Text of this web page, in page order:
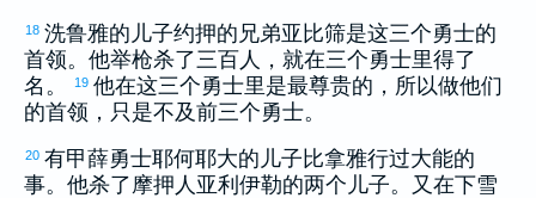
18 洗鲁雅的儿子约押的兄弟亚比筛是这三个勇士的
首领。他举枪杀了三百人，就在三个勇士里得了
名。
19 他在这三个勇士里是最尊贵的，所以做他们
的首领，只是不及前三个勇士。
20 有甲薛勇士耶何耶大的儿子 比拿雅行过大能的
事。他杀了摩押人 亚利伊勒的两个儿子。又在下雪